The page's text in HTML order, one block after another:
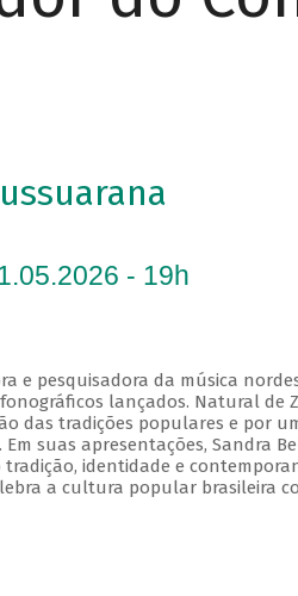
- 19h
e pesquisadora da música
lançados. Natural de
das tradições populares e por
suas apresentações, Sandra
identidade e
a cultura popular brasileira